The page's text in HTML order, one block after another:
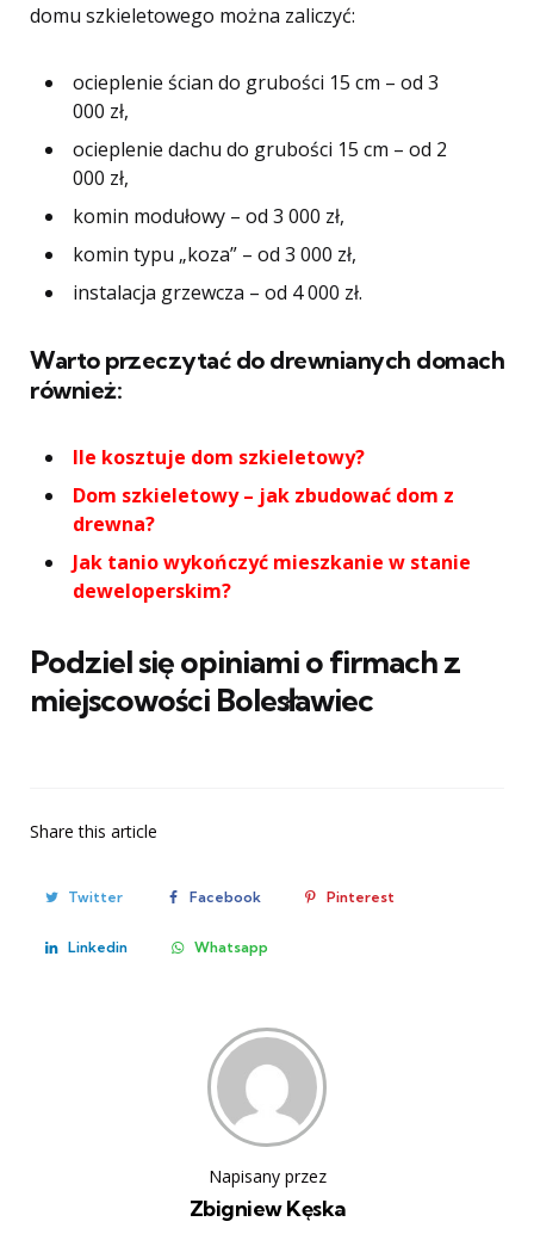
domu szkieletowego można zaliczyć:
ocieplenie ścian do grubości 15 cm – od 3
000 zł,
ocieplenie dachu do grubości 15 cm – od 2
000 zł,
komin modułowy – od 3 000 zł,
komin typu „koza” – od 3 000 zł,
instalacja grzewcza – od 4 000 zł.
Warto przeczytać do drewnianych domach
również:
Ile kosztuje dom szkieletowy?
Dom szkieletowy – jak zbudować dom z
drewna?
Jak tanio wykończyć mieszkanie w stanie
deweloperskim?
Podziel się opiniami o firmach z
miejscowości Bolesławiec
Share this article
Twitter Facebook Pinterest
Linkedin Whatsapp
Napisany przez
Zbigniew Kęska